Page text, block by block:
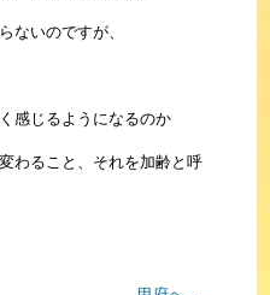
ないのですが、
感じるようになるのか
わること、それを加齢と呼